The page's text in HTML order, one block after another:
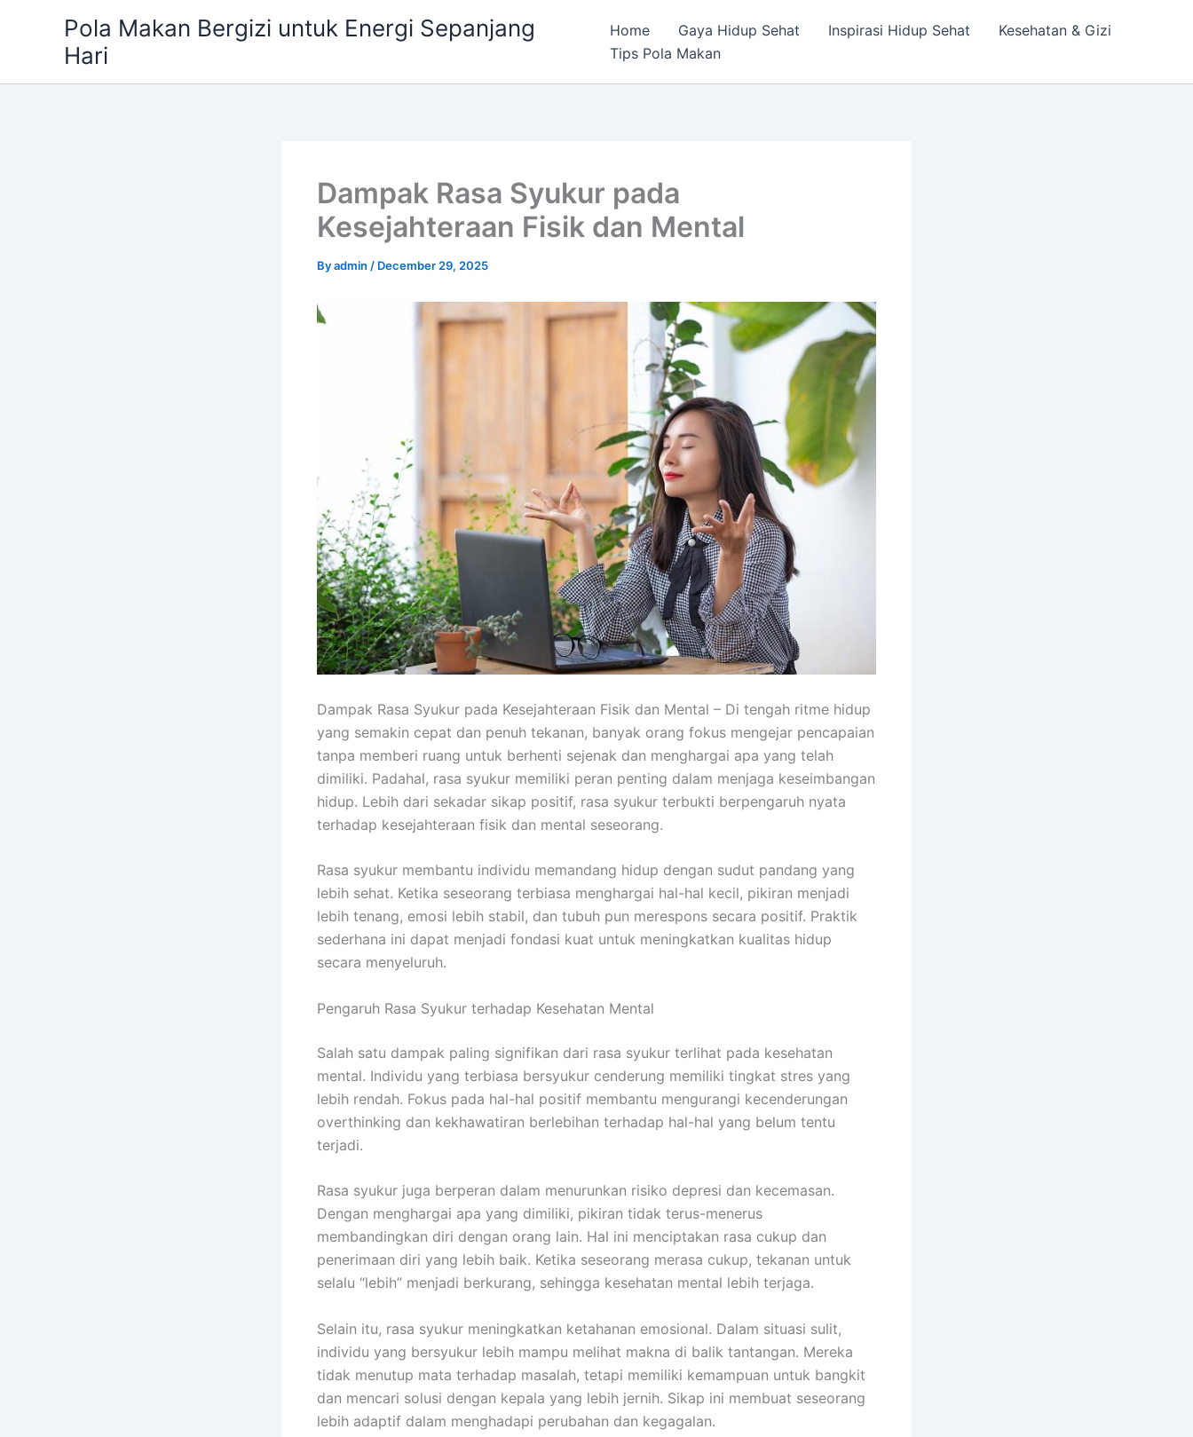
Pola Makan Bergizi untuk Energi Sepanjang
Hari
Home Gaya Hidup Sehat Inspirasi Hidup Sehat
Kesehatan & Gizi
Tips Pola Makan
Dampak Rasa Syukur pada
Kesejahteraan Fisik dan Mental
Byadmin / December 29, 2025
Dampak Rasa Syukur pada Kesejahteraan Fisik dan Mental – Di tengah ritme hidup
yang semakin cepat dan penuh tekanan, banyak orang fokus mengejar pencapaian
tanpa memberi ruang untuk berhenti sejenak dan menghargai apa yang telah
dimiliki. Padahal, rasa syukur memiliki peran penting dalam menjaga keseimbangan
hidup. Lebih dari sekadar sikap positif, rasa syukur terbukti berpengaruh nyata
terhadap kesejahteraan fisik dan mental seseorang.
Rasa syukur membantu individu memandang hidup dengan sudut pandang yang
lebih sehat. Ketika seseorang terbiasa menghargai hal-hal kecil, pikiran menjadi
lebih tenang, emosi lebih stabil, dan tubuh pun merespons secara positif. Praktik
sederhana ini dapat menjadi fondasi kuat untuk meningkatkan kualitas hidup
secara menyeluruh.
Pengaruh Rasa Syukur terhadap Kesehatan Mental
Salah satu dampak paling signifikan dari rasa syukur terlihat pada kesehatan
mental. Individu yang terbiasa bersyukur cenderung memiliki tingkat stres yang
lebih rendah. Fokus pada hal-hal positif membantu mengurangi kecenderungan
overthinking dan kekhawatiran berlebihan terhadap hal-hal yang belum tentu
terjadi.
Rasa syukur juga berperan dalam menurunkan risiko depresi dan kecemasan.
Dengan menghargai apa yang dimiliki, pikiran tidak terus-menerus
membandingkan diri dengan orang lain. Hal ini menciptakan rasa cukup dan
penerimaan diri yang lebih baik. Ketika seseorang merasa cukup, tekanan untuk
selalu “lebih” menjadi berkurang, sehingga kesehatan mental lebih terjaga.
Selain itu, rasa syukur meningkatkan ketahanan emosional. Dalam situasi sulit,
individu yang bersyukur lebih mampu melihat makna di balik tantangan. Mereka
tidak menutup mata terhadap masalah, tetapi memiliki kemampuan untuk bangkit
dan mencari solusi dengan kepala yang lebih jernih. Sikap ini membuat seseorang
lebih adaptif dalam menghadapi perubahan dan kegagalan.